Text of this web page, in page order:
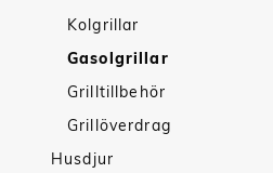
Kolgrillar
Gasolgrillar
Grilltillbehör
Grillöverdrag
Husdjur